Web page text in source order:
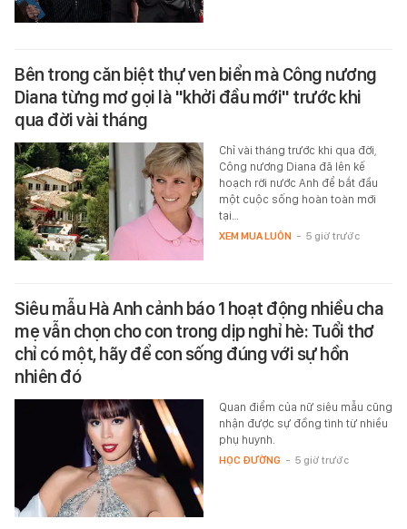
Bên trong căn biệt thự ven biển mà Công nương
Diana từng mơ gọi là "khởi đầu mới" trước khi
qua đời vài tháng
Chỉ vài tháng trước khi qua đời,
Công nương Diana đã lên kế
hoạch rời nước Anh để bắt đầu
một cuộc sống hoàn toàn mới
tại…
XEM MUA LUÔN - 5 giờ trước
Siêu mẫu Hà Anh cảnh báo 1 hoạt động nhiều cha
mẹ vẫn chọn cho con trong dịp nghỉ hè: Tuổi thơ
chỉ có một, hãy để con sống đúng với sự hồn
nhiên đó
Quan điểm của nữ siêu mẫu cũng
nhận được sự đồng tình từ nhiều
phụ huynh.
HỌC ĐƯỜNG - 5 giờ trước